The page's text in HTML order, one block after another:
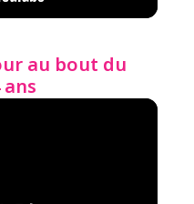
au bout du